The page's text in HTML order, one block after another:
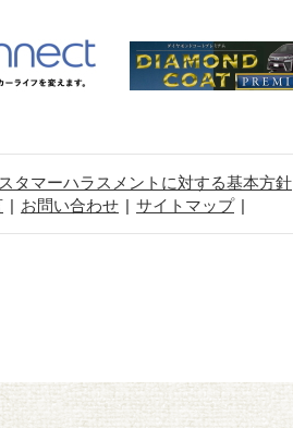
タマーハラスメントに対する基本方針
お問い合わせ サイトマップ